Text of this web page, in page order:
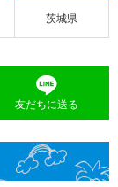
茨城県
友だちに送る